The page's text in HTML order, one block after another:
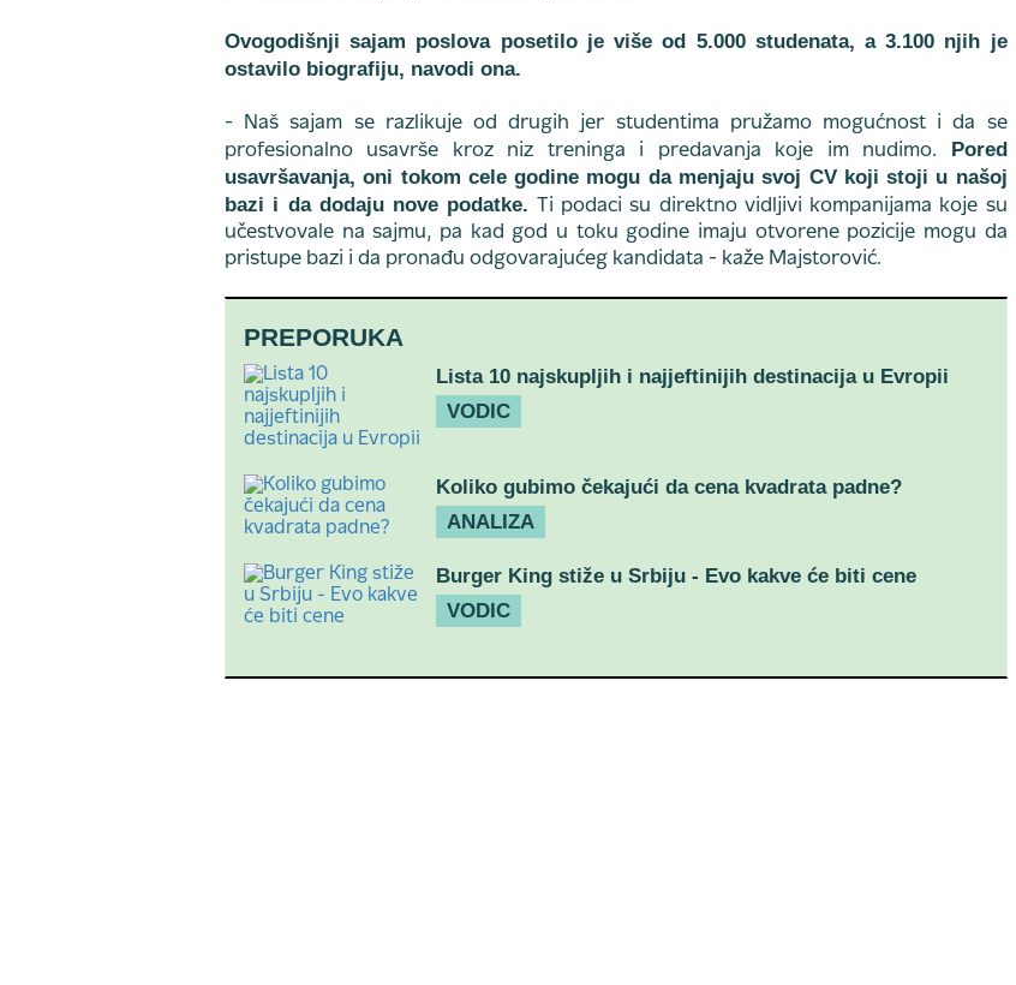
Ovogodišnji sajam poslova posetilo je više od 5.000 studenata, a 3.100 njih je
ostavilo biografiju, navodi ona.
- Naš sajam se razlikuje od drugih jer studentima pružamo mogućnost i da se
profesionalno usavrše kroz niz treninga i predavanja koje im nudimo. Pored
usavršavanja, oni tokom cele godine mogu da menjaju svoj CV koji stoji u našoj
bazi i da dodaju nove podatke. Ti podaci su direktno vidljivi kompanijama koje su
učestvovale na sajmu, pa kad god u toku godine imaju otvorene pozicije mogu da
pristupe bazi i da pronađu odgovarajućeg kandidata - kaže Majstorović.
PREPORUKA
Lista 10 najskupljih i najjeftinijih destinacija u Evropii
VODIC
Koliko gubimo čekajući da cena kvadrata padne?
ANALIZA
Burger King stiže u Srbiju - Evo kakve će biti cene
VODIC